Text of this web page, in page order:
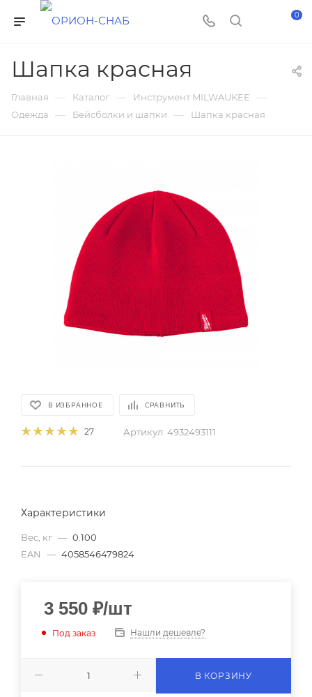
0
Шапка красная
Главная — Каталог — Инструмент MILWAUKEE —
Одежда — Бейсболки и шапки — Шапка красная
В ИЗБРАННОЕ СРАВНИТЬ
27 Артикул: 4932493111
Характеристики
Вес, кг — 0.100
EAN
— 4058546479824
3 550 ₽/шт
Под заказ Нашли дешевле?
В КОРЗИНУ